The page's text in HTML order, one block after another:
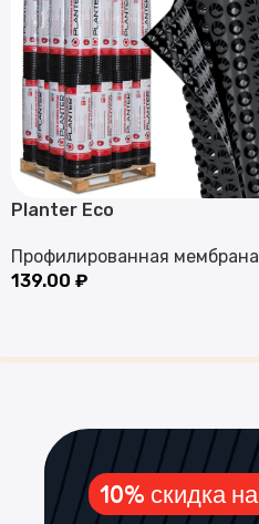
Planter Eco
Профилированная мембрана
139.00 ₽
10% скидка